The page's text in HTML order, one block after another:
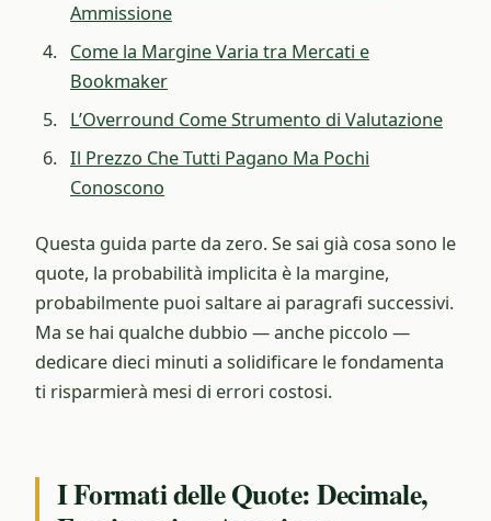
Ammissione
Come la Margine Varia tra Mercati e
Bookmaker
L’Overround Come Strumento di Valutazione
Il Prezzo Che Tutti Pagano Ma Pochi
Conoscono
Questa guida parte da zero. Se sai già cosa sono le
quote, la probabilità implicita è la margine,
probabilmente puoi saltare ai paragrafi successivi.
Ma se hai qualche dubbio — anche piccolo —
dedicare dieci minuti a solidificare le fondamenta
ti risparmierà mesi di errori costosi.
I Formati delle Quote: Decimale,